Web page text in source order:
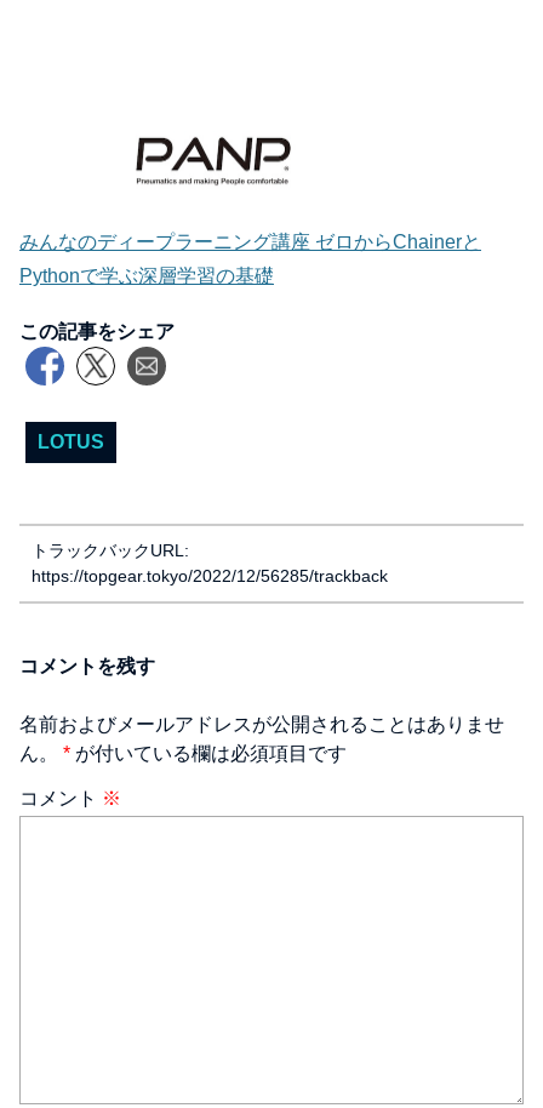
みんなのディープラーニング講座 ゼロからChainerと
Pythonで学ぶ深層学習の基礎
この記事をシェア
LOTUS
トラックバックURL:
https://topgear.tokyo/2022/12/56285/trackback
コメントを残す
名前およびメールアドレスが公開されることはありませ
ん。 * が付いている欄は必須項目です
コメント ※